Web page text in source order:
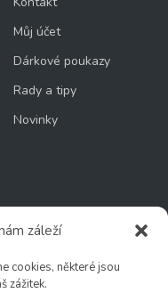
záleží
cookies, některé jsou
zážitek.
Můj účet
Dárkové poukazy
Rady a tipy
Novinky